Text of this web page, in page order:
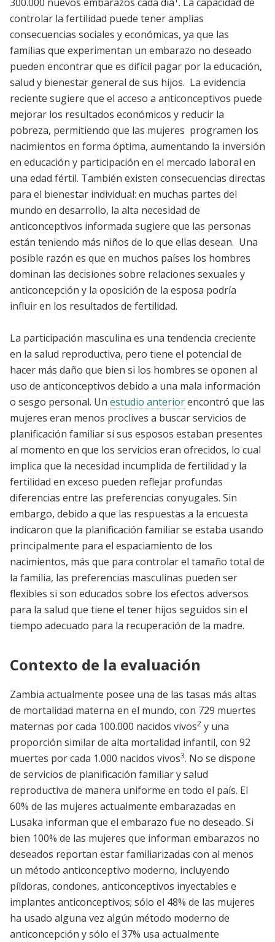
controlar la fertilidad puede tener amplias
consecuencias sociales y económicas, ya que las
familias que experimentan un embarazo no deseado
pueden encontrar que es difícil pagar por la educación,
salud y bienestar general de sus hijos. La evidencia
reciente sugiere que el acceso a anticonceptivos puede
mejorar los resultados económicos y reducir la
pobreza, permitiendo que las mujeres programen los
nacimientos en forma óptima, aumentando la inversión
en educación y participación en el mercado laboral en
una edad fértil. También existen consecuencias directas
para el bienestar individual: en muchas partes del
mundo en desarrollo, la alta necesidad de
anticonceptivos informada sugiere que las personas
están teniendo más niños de lo que ellas desean. Una
posible razón es que en muchos países los hombres
dominan las decisiones sobre relaciones sexuales y
anticoncepción y la oposición de la esposa podría
influir en los resultados de fertilidad.
La participación masculina es una tendencia creciente
en la salud reproductiva, pero tiene el potencial de
hacer más daño que bien si los hombres se oponen al
uso de anticonceptivos debido a una mala información
o sesgo personal. Un estudio anteriorencontró que las
mujeres eran menos proclives a buscar servicios de
planificación familiar si sus esposos estaban presentes
al momento en que los servicios eran ofrecidos, lo cual
implica que la necesidad incumplida de fertilidad y la
fertilidad en exceso pueden reflejar profundas
diferencias entre las preferencias conyugales. Sin
embargo, debido a que las respuestas a la encuesta
indicaron que la planificación familiar se estaba usando
principalmente para el espaciamiento de los
nacimientos, más que para controlar el tamaño total de
la familia, las preferencias masculinas pueden ser
flexibles si son educados sobre los efectos adversos
para la salud que tiene el tener hijos seguidos sin el
tiempo adecuado para la recuperación de la madre.
Contexto de la evaluación
Zambia actualmente posee una de las tasas más altas
de mortalidad materna en el mundo, con 729 muertes
maternas por cada 100.000 nacidos vivos2 y una
proporción similar de alta mortalidad infantil, con 92
muertes por cada 1.000 nacidos vivos3. No se dispone
de servicios de planificación familiar y salud
reproductiva de manera uniforme en todo el país. El
60% de las mujeres actualmente embarazadas en
Lusaka informan que el embarazo fue no deseado. Si
bien 100% de las mujeres que informan embarazos no
deseados reportan estar familiarizadas con al menos
un método anticonceptivo moderno, incluyendo
píldoras, condones, anticonceptivos inyectables e
implantes anticonceptivos; sólo el 48% de las mujeres
ha usado alguna vez algún método moderno de
anticoncepción y sólo el 37% usa actualmente